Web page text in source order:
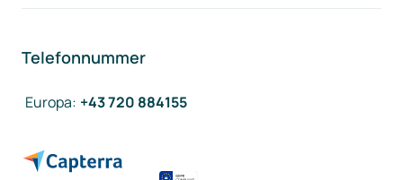
Telefonnummer
Europa: +43 720 884155